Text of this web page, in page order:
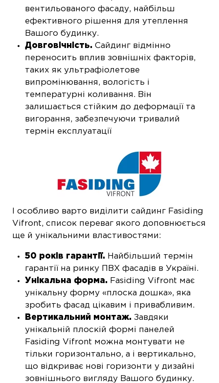
вентильованого фасаду, найбільш
ефективного рішення для утеплення
Вашого будинку.
Довговічність. Сайдинг відмінно
переносить вплив зовнішніх факторів,
таких як ультрафіолетове
випромінювання, вологість і
температурні коливання. Він
залишається стійким до деформації та
вигорання, забезпечуючи тривалий
термін експлуатації
І особливо варто виділити сайдинг Fasiding
Vifront, список переваг якого доповнюється
ще й унікальними властивостями:
50 років гарантії. Найбільший термін
гарантії на ринку ПВХ фасадів в Україні.
Унікальна форма.Fasiding Vifront має
унікальну форму «плоска дошка», яка
зробить фасад цікавим і привабливим.
Вертикальний монтаж. Завдяки
унікальній плоскій формі панелей
Fasiding Vifront можна монтувати не
тільки горизонтально, а і вертикально,
що відкриває нові горизонти у дизайні
зовнішнього вигляду Вашого будинку.